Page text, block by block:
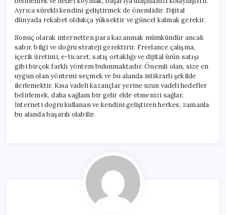
Ayrıca sürekli kendini geliştirmek de önemlidir. Dijital
dünyada rekabet oldukça yüksektir ve güncel kalmak gerekir.
Sonuç olarak internetten para kazanmak mümkündür ancak
sabır, bilgi ve doğru strateji gerektirir. Freelance çalışma,
içerik üretimi, e-ticaret, satış ortaklığı ve dijital ürün satışı
gibi birçok farklı yöntem bulunmaktadır. Önemli olan, size en
uygun olan yöntemi seçmek ve bu alanda istikrarlı şekilde
ilerlemektir. Kısa vadeli kazançlar yerine uzun vadeli hedefler
belirlemek, daha sağlam bir gelir elde etmenizi sağlar.
İnterneti doğru kullanan ve kendini geliştiren herkes, zamanla
bu alanda başarılı olabilir.